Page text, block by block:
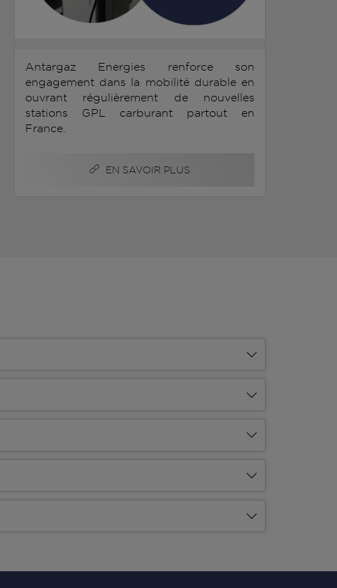
Antargaz Energies renforce son
engagement dans la mobilité durable en
ouvrant régulièrement de nouvelles
stations GPL carburant partout en
France.
EN SAVOIR PLUS